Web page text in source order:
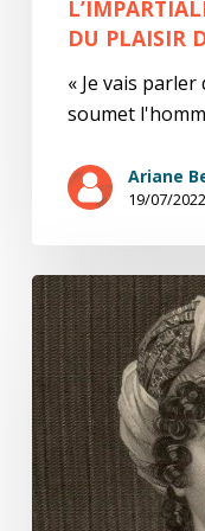
DU PLAISIR
« Je vais
soumet
Ariane
19/07/2022
L’impartiale
(8/10)
Point
de
fléau
politique
plus
redoutable